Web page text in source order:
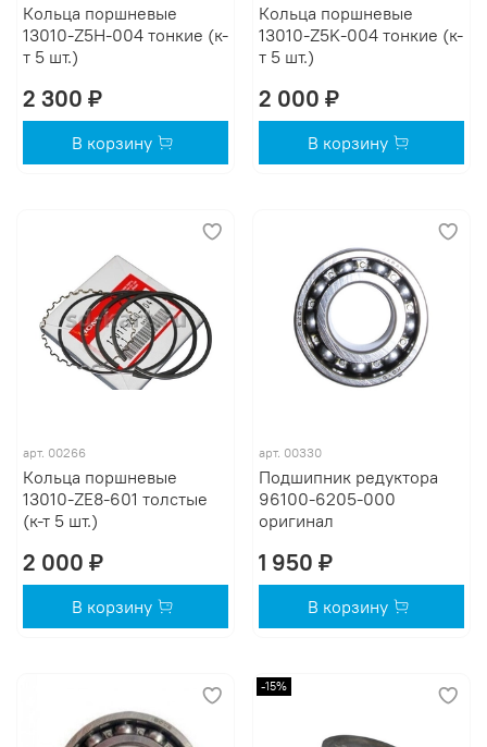
Кольца поршневые
13010-Z5H-004 тонкие (к-
т 5 шт.)
2 300 ₽
В корзину
Кольца поршневые
13010-Z5K-004 тонкие (к-
т 5 шт.)
2 000 ₽
В корзину
арт. 00266
Кольца поршневые
13010-ZE8-601 толстые
(к-т 5 шт.)
2 000 ₽
В корзину
арт. 00330
Подшипник редуктора
96100-6205-000
оригинал
1 950 ₽
В корзину
-15%